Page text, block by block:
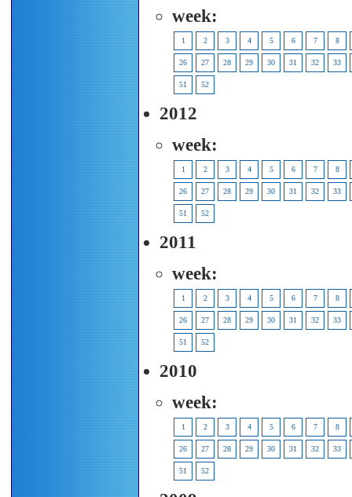
week:
1 2 3 4 5 6 7 8
26 27 28 29 30 31 32 33
51 52
2012
week:
1 2 3 4 5 6 7 8
26 27 28 29 30 31 32 33
51 52
2011
week:
1 2 3 4 5 6 7 8
26 27 28 29 30 31 32 33
51 52
2010
week:
1 2 3 4 5 6 7 8
26 27 28 29 30 31 32 33
51 52